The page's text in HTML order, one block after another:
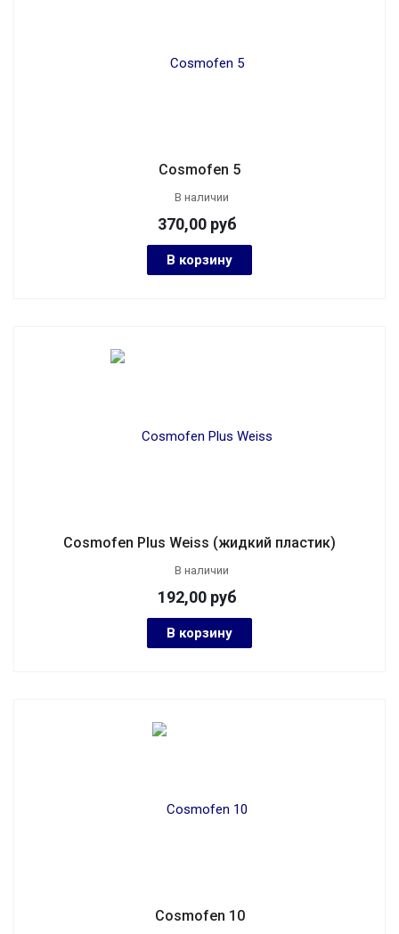
Cosmofen 5
В наличии
370,00 руб
В корзину
Cosmofen Plus Weiss (жидкий пластик)
В наличии
192,00 руб
В корзину
Cosmofen 10